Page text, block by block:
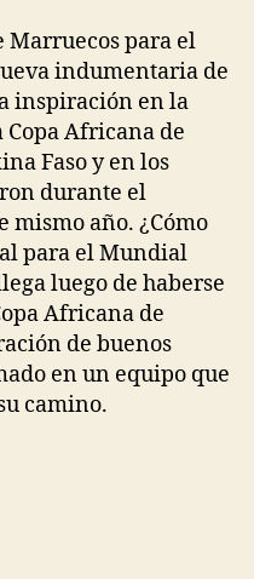
Marruecos para el
indumentaria de
inspiración en la
Copa Africana de
Faso y en los
durante el
mismo año. ¿Cómo
para el Mundial
luego de haberse
Africana de
de buenos
en un equipo que
camino.